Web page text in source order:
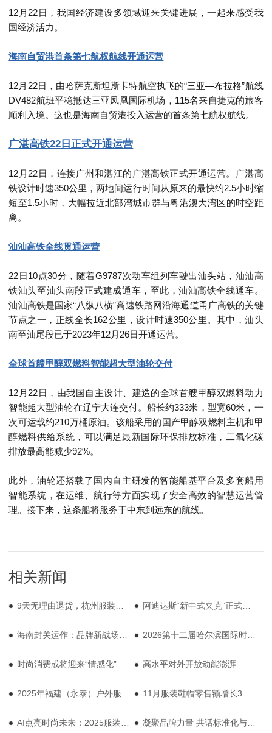
12 月 22日，我国经济建设多领域迎来关键进展，一起来感受我
国经济活力。
海南自贸港首条第七航权航线开通运营
12月 22日，由哈萨克斯坦斯卡特航空执飞的“三亚—布拉格”航线
DV482航班平稳抵达三亚凤凰国际机场， 115名来自捷克的旅客
顺利入境。这也是海南自贸港投入运营的首条第七航权航线。
广湛高铁22 日正式开通运营
12 月 22日，连接广州和湛江的广湛高铁正式开通运营。广湛高
铁设计时速350公里，两地间运行时间从原来的最快约2.5小时缩
短至1.5小时，大幅拉近北部湾城市群与粤港澳大湾区的时空距
离。
汕汕高铁全线贯通运营
22日10点30分，随着G9787次动车组列车驶出汕头站，汕汕高
铁汕头至汕头南段正式建成通车，至此，汕汕高铁全线通车。
汕汕高铁是国家“八纵八横”高速铁路网沿海通道甬广高铁的关键
节点之一，正线全长162公里，设计时速350公里。其中，汕头
南至汕尾段已于2023年12月 26日开通运营。
全球首艘甲醇双燃料智能超大型油轮交付
12 月 22日，由我国自主设计、建造的全球首艘甲醇双燃料动力
智能超大型油轮在辽宁大连交付。船长约333米，型宽60米，一
次可运载约210万桶原油。该船采用的国产甲醇双燃料主机和甲
醇燃料供给系统，可以满足最新国际环保排放标准，二氧化碳
排放最高能减少92%。
此外，油轮还搭载了国内自主研发的智能船基平台及多套船用
智能系统，在运维、航行等方面实现了安全高效的智慧运营管
理。接下来，这条船将服务于中东到远东的航线。
相关新闻
9天无理由退货，杭州服装市场年末的零售突围 阿迪达斯“新中式夹克”正式上市，“中国限定” 引爆全球市场
海南封关运作：品牌新战场，消费新格局 2026第十二届哈尔滨国际时装周将于1月9日在西城红场盛装启幕
时尚消费或将迎来“情感化”变革 高水平对外开放动能澎湃——来自上海、江苏、海南的调查
2025年福建（永泰）户外服装产业高质量发展“四链”融合对接交流会圆满举办！ 11月服装鞋帽零售额增长3.5%
AI点亮时尚未来：2025服装产业AI技术应用大会圆满落幕 凝聚品牌力量 共话标准化与高质量发展——“童学荟”中国童装主题沙龙线上会议召开